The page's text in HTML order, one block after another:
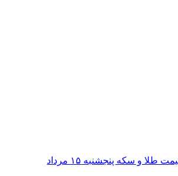
طلا و سکه پنجشنبه ۱۵ مرداد